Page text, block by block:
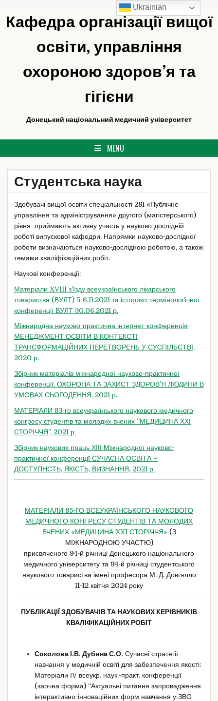
Кафедра організації вищої
освіти, управління
охороною здоров’я та
гігієни
Донецький національний медичний університет
MENU
Студентська наука
Здобувачі вищої освіти спеціальності 281 «Публічне
управління та адміністрування» другого (магістерського)
рівня приймають активну участь у науково-дослідній
роботі випускової кафедри. Напрямки науково-дослідної
роботи визначаються науково-дослідною роботою, а також
темами кваліфікаційних робіт.
Наукові конференції:
Матеріали XVIII з’їзду всеукраїнського лікарського
товариства (ВУЛТ) 5-6.11.2021 та історико-термінолоґічної
конференції ВУЛТ 30.06.2021 р.
Міжнародна науково-практична інтернет-конференція
МЕНЕДЖМЕНТ ОСВІТИ В КОНТЕКСТІ
ТРАНСФОРМАЦІЙНИХ ПЕРЕТВОРЕНЬ У СУСПІЛЬСТВІ,
2020 р.
Збірник матеріалів міжнародної науково-практичної
конференції. ОХОРОНА ТА ЗАХИСТ ЗДОРОВ’Я ЛЮДИНИ В
УМОВАХ СЬОГОДЕННЯ, 2021 р.
МАТЕРІАЛИ 83-го всеукраїнського наукового медичного
конгресу студентів та молодих вчених “МЕДИЦИНА ХХІ
СТОРІЧЧЯ”, 2021 р.
Збірник наукових праць ХІІІ Міжнародної науково-
практичної конференції СУЧАСНА ОСВІТА –
ДОСТУПНСТЬ, ЯКІСТЬ, ВИЗНАННЯ, 2021 р.
МАТЕРІАЛИ 85-ГО ВСЕУКРАЇНСЬКОГО НАУКОВОГО
МЕДИЧНОГО КОНГРЕСУ СТУДЕНТІВ ТА МОЛОДИХ
ВЧЕНИХ «МЕДИЦИНА XXI СТОРІЧЧЯ» (З
МІЖНАРОДНОЮ УЧАСТЮ)
присвяченого 94-й річниці Донецького національного
медичного університету та 94-й річниці студентського
наукового товариства імені професора М. Д. Довгялло
11-12 квітня 2024 року
ПУБЛІКАЦІЇ ЗДОБУВАЧІВ ТА НАУКОВИХ КЕРІВНИКІВ
КВАЛІФІКАЦІЙНИХ РОБІТ
Соколова І.В. Дубина С.О. Сучасні стратегії
навчання у медичній освіті для забезпечення якості:
Матеріали ІV всеукр. наук.-практ. конференції
(заочна форма) “Актуальні питання запровадження
інтерактивно-інноваційних форм навчання у ЗВО
Ukrainian